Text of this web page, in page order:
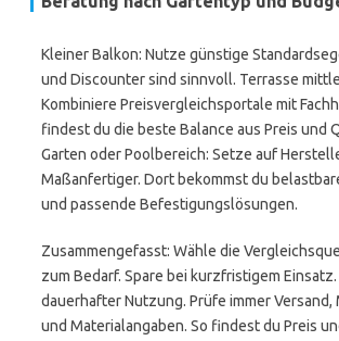
Kleiner Balkon: Nutze günstige
und Discounter sind sinnvoll. Terrasse
Kombiniere Preisvergleichsportale mit
findest du die beste Balance aus Preis und
Garten oder Poolbereich: Setze auf
Maßanfertiger. Dort bekommst du
und passende Befestigungslösungen.
Zusammengefasst: Wähle die
zum Bedarf. Spare bei kurzfristigem
dauerhafter Nutzung. Prüfe immer
und Materialangaben. So findest du Preis